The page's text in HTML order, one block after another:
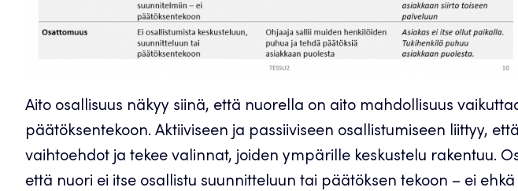
Aito osallisuus näkyy siinä, että nuorella on aito mahdollisuus
päätöksentekoon. Aktiiviseen ja passiiviseen osallistumiseen liittyy,
vaihtoehdot ja tekee valinnat, joiden ympärille keskustelu rakentuu.
että nuori ei itse osallistu suunnitteluun tai päätöksen tekoon – ei